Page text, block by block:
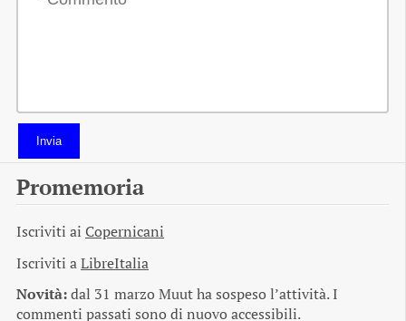
Invia
Promemoria
Iscriviti ai Copernicani
Iscriviti aLibreItalia
Novità:dal 31 marzo Muut ha sospeso l’attività. I
commenti passati sono di nuovo accessibili.